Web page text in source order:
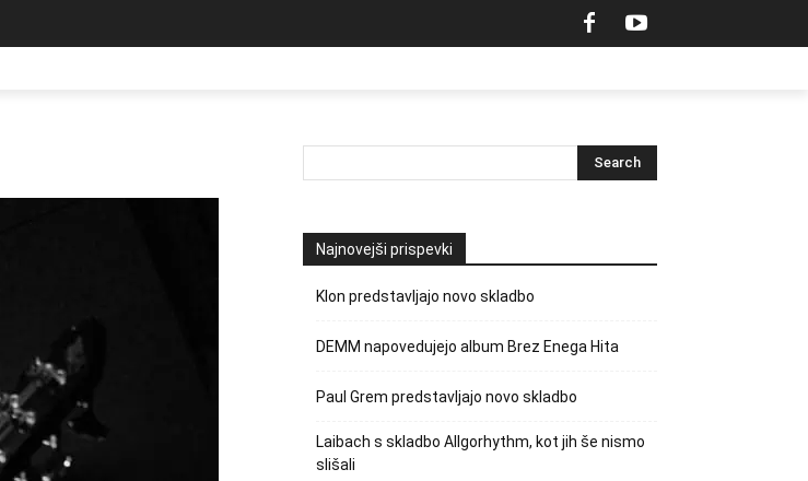
Najnovejši prispevki
Klon predstavljajo novo skladbo
DEMM napovedujejo album Brez Enega Hita
Paul Grem predstavljajo novo skladbo
Laibach s skladbo Allgorhythm, kot jih še nismo
slišali